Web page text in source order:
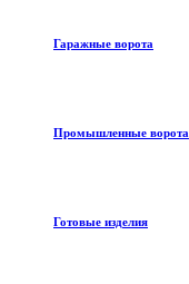
Гаражные ворота
Промышленные ворота
Готовые изделия